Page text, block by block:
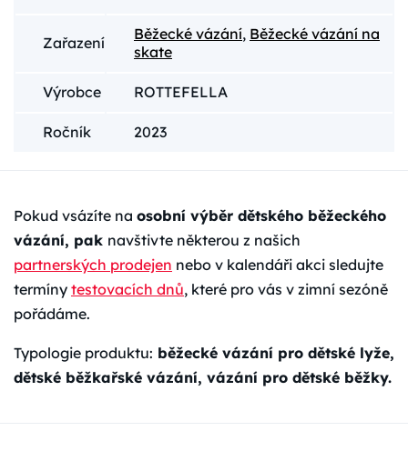
Zařazení Běžecké vázání, Běžecké vázání na
skate
Výrobce ROTTEFELLA
Ročník 2023
Pokud vsázíte na osobní výběr dětského běžeckého
vázání, pak navštivte některou z našich
partnerských prodejen nebo v kalendáři akci sledujte
termíny testovacích dnů, které pro vás v zimní sezóně
pořádáme.
Typologie produktu: běžecké vázání pro dětské lyže,
dětské běžkařské vázání, vázání pro dětské běžky.